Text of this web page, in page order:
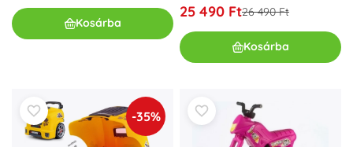
Kosárba
25 490 Ft26 490 Ft
Kosárba
-35%